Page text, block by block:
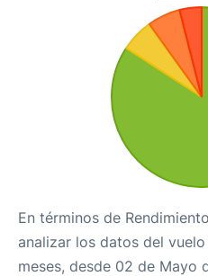
En términos de
analizar los datos del
meses, desde 02 de Mayo